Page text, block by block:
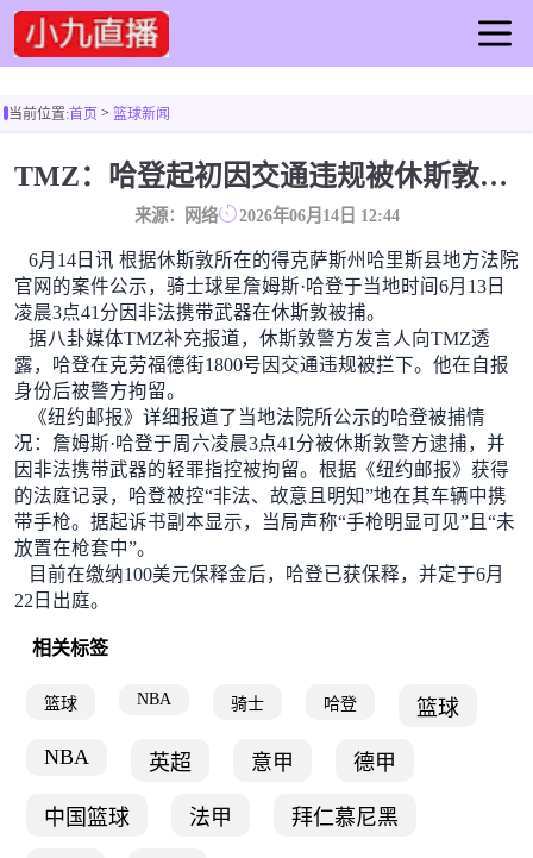
足球直播
足球录像
足球集锦
篮球集锦
足球新闻
篮球新闻
当前位置:首页> 篮球新闻
TMZ：哈登起初因交通违规被休斯敦警察拦下 在自报身份后被逮捕
来源：网络 2026年06月14日 12:44
6月14日讯 根据休斯敦所在的得克萨斯州哈里斯县地方法院
官网的案件公示，骑士球星詹姆斯·哈登于当地时间6月13日
凌晨3点41分因非法携带武器在休斯敦被捕。
据八卦媒体TMZ补充报道，休斯敦警方发言人向TMZ透
露，哈登在克劳福德街1800号因交通违规被拦下。他在自报
身份后被警方拘留。
《纽约邮报》详细报道了当地法院所公示的哈登被捕情
况：詹姆斯·哈登于周六凌晨3点41分被休斯敦警方逮捕，并
因非法携带武器的轻罪指控被拘留。根据《纽约邮报》获得
的法庭记录，哈登被控“非法、故意且明知”地在其车辆中携
带手枪。据起诉书副本显示，当局声称“手枪明显可见”且“未
放置在枪套中”。
目前在缴纳100美元保释金后，哈登已获保释，并定于6月
22日出庭。
相关标签
篮球 NBA 骑士 哈登 篮球
NBA 英超 意甲 德甲
中国篮球 法甲 拜仁慕尼黑